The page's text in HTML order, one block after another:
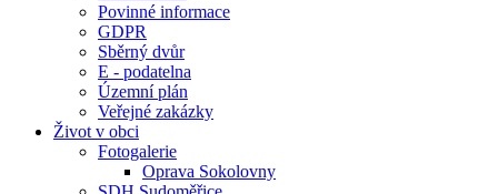
Povinné informace
GDPR
Sběrný dvůr
E - podatelna
Územní plán
Veřejné zakázky
Život v obci
Fotogalerie
Oprava Sokolovny